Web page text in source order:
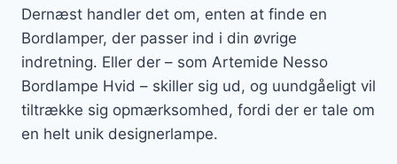
Dernæst handler det om, enten at finde en
Bordlamper, der passer ind i din øvrige
indretning. Eller der – som Artemide Nesso
Bordlampe Hvid – skiller sig ud, og uundgåeligt vil
tiltrække sig opmærksomhed, fordi der er tale om
en helt unik designerlampe.